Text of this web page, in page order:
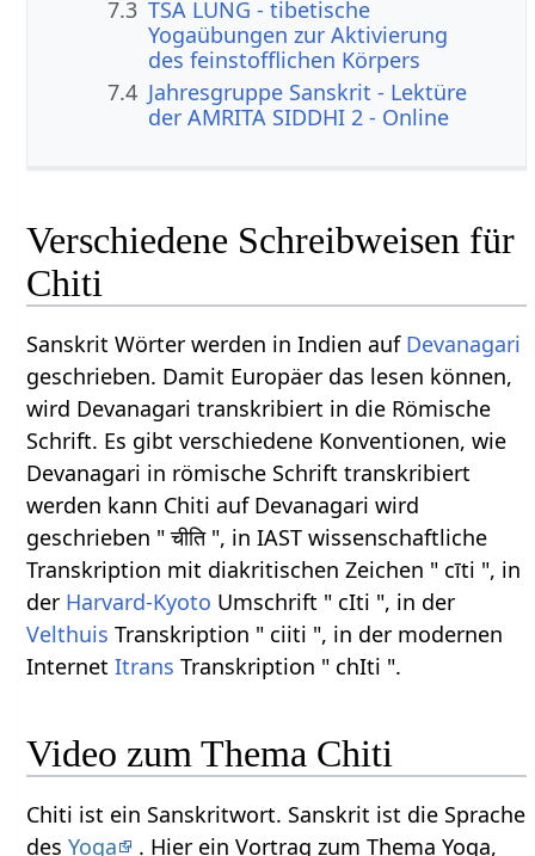
7.3 TSA LUNG - tibetische
Yogaübungen zur Aktivierung
des feinstofflichen Körpers
7.4 Jahresgruppe Sanskrit - Lektüre
der AMRITA SIDDHI 2 - Online
Verschiedene Schreibweisen für
Chiti
Sanskrit Wörter werden in Indien auf Devanagari
geschrieben. Damit Europäer das lesen können,
wird Devanagari transkribiert in die Römische
Schrift. Es gibt verschiedene Konventionen, wie
Devanagari in römische Schrift transkribiert
werden kann Chiti auf Devanagari wird
geschrieben " चीति ", in IAST wissenschaftliche
Transkription mit diakritischen Zeichen " cīti ", in
der Harvard-Kyoto Umschrift " cIti ", in der
Velthuis Transkription " ciiti ", in der modernen
InternetItrans Transkription " chIti ".
Video zum Thema Chiti
Chiti ist ein Sanskritwort. Sanskrit ist die Sprache
desYoga
. Hier ein Vortrag zum Thema Yoga,